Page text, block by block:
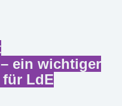
ein wichtiger
LdE